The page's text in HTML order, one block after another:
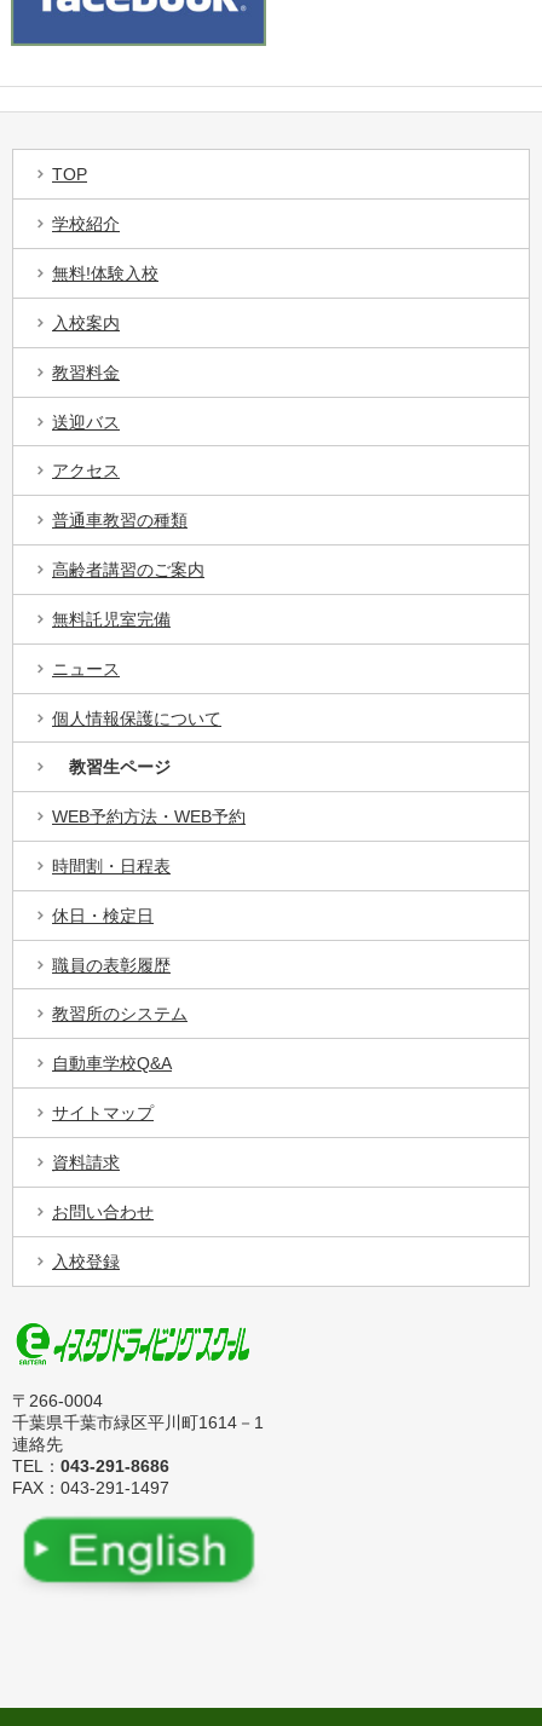
TOP
学校紹介
無料!体験入校
入校案内
教習料金
送迎バス
アクセス
普通車教習の種類
高齢者講習のご案内
無料託児室完備
ニュース
個人情報保護について
教習生ページ
WEB予約方法・WEB予約
時間割・日程表
休日・検定日
職員の表彰履歴
教習所のシステム
自動車学校Q&A
サイトマップ
資料請求
お問い合わせ
入校登録
〒266-0004
千葉県千葉市緑区平川町1614－1
連絡先
TEL： 043-291-8686
FAX：043-291-1497